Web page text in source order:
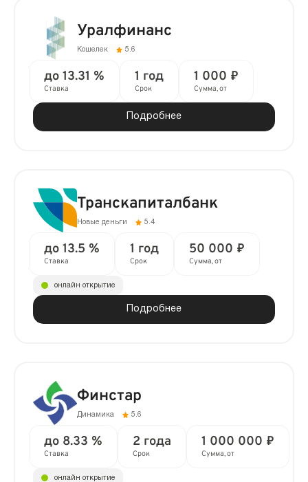
Уралфинанс
Кошелек 5.6
до 13.31 %
Ставка
1 год
Срок
1 000 ₽
Сумма, от
Подробнее
Транскапиталбанк
Новые деньги 5.4
до 13.5 %
Ставка
1 год
Срок
50 000 ₽
Сумма, от
Подробнее
онлайн открытие
Финстар
Динамика 5.6
до 8.33 %
Ставка
2 года
Срок
1 000 000 ₽
Сумма, от
онлайн открытие